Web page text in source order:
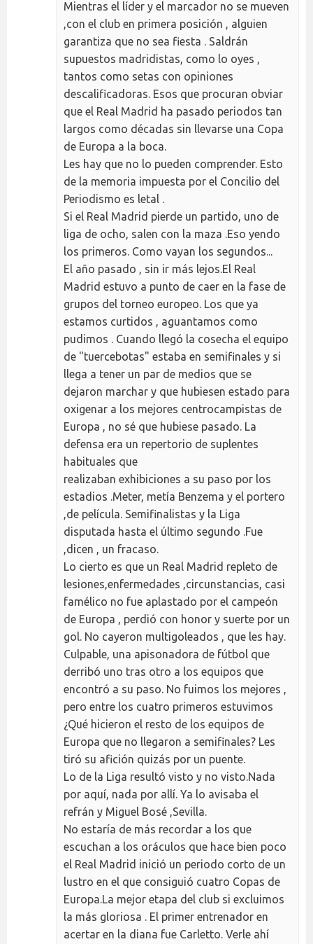
Mientras el líder y el marcador no se mueven
,con el club en primera posición , alguien
garantiza que no sea fiesta . Saldrán
supuestos madridistas, como lo oyes ,
tantos como setas con opiniones
descalificadoras. Esos que procuran obviar
que el Real Madrid ha pasado periodos tan
largos como décadas sin llevarse una Copa
de Europa a la boca.
Les hay que no lo pueden comprender. Esto
de la memoria impuesta por el Concilio del
Periodismo es letal .
Si el Real Madrid pierde un partido, uno de
liga de ocho, salen con la maza .Eso yendo
los primeros. Como vayan los segundos...
El año pasado , sin ir más lejos.El Real
Madrid estuvo a punto de caer en la fase de
grupos del torneo europeo. Los que ya
estamos curtidos , aguantamos como
pudimos . Cuando llegó la cosecha el equipo
de "tuercebotas" estaba en semifinales y si
llega a tener un par de medios que se
dejaron marchar y que hubiesen estado para
oxigenar a los mejores centrocampistas de
Europa , no sé que hubiese pasado. La
defensa era un repertorio de suplentes
habituales que
realizaban exhibiciones a su paso por los
estadios .Meter, metía Benzema y el portero
,de película. Semifinalistas y la Liga
disputada hasta el último segundo .Fue
,dicen , un fracaso.
Lo cierto es que un Real Madrid repleto de
lesiones,enfermedades ,circunstancias, casi
famélico no fue aplastado por el campeón
de Europa , perdió con honor y suerte por un
gol. No cayeron multigoleados , que les hay.
Culpable, una apisonadora de fútbol que
derribó uno tras otro a los equipos que
encontró a su paso. No fuimos los mejores ,
pero entre los cuatro primeros estuvimos
¿Qué hicieron el resto de los equipos de
Europa que no llegaron a semifinales? Les
tiró su afición quizás por un puente.
Lo de la Liga resultó visto y no visto.Nada
por aquí, nada por allí. Ya lo avisaba el
refrán y Miguel Bosé ,Sevilla.
No estaría de más recordar a los que
escuchan a los oráculos que hace bien poco
el Real Madrid inició un periodo corto de un
lustro en el que consiguió cuatro Copas de
Europa.La mejor etapa del club si excluimos
la más gloriosa . El primer entrenador en
acertar en la diana fue Carletto. Verle ahí